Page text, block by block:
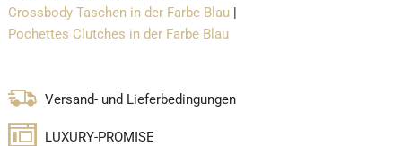
Crossbody Taschen in der Farbe Blau |
Pochettes Clutches in der Farbe Blau
Versand- und Lieferbedingungen
LUXURY-PROMISE